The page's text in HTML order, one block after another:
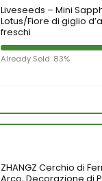
Liveseeds – Mini
Lotus/Fiore di giglio
freschi
Already Sold: 83%
ZHANGZ Cerchio di